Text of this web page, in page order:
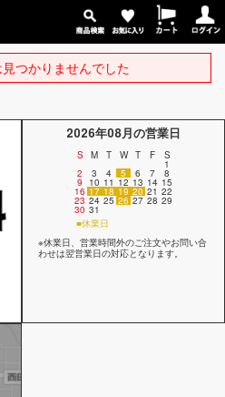
つかりませんでした
2026年08月の営業日
S M T W T F S
1
2 3 4 5 6 7 8
9 10 11 12 13 14 15
16 17 18 19 20 21 22
23 24 25 26 27 28 29
30 31
■休業日
※休業日、営業時間外のご注文やお問い合
わせは翌営業日の対応となります。